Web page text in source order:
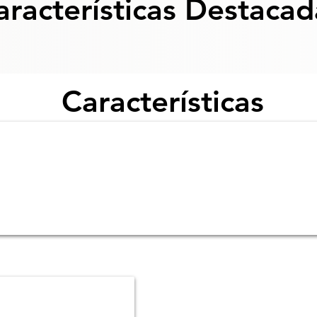
Características